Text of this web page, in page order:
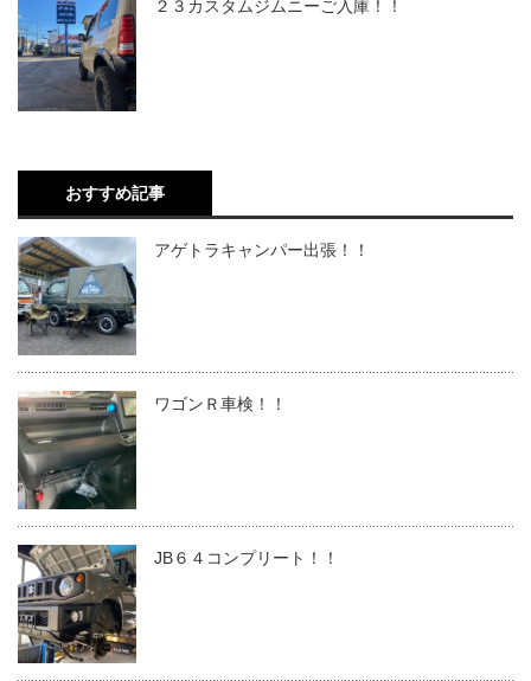
２３カスタムジムニーご入庫！！
おすすめ記事
アゲトラキャンパー出張！！
ワゴンＲ車検！！
JB６４コンプリート！！